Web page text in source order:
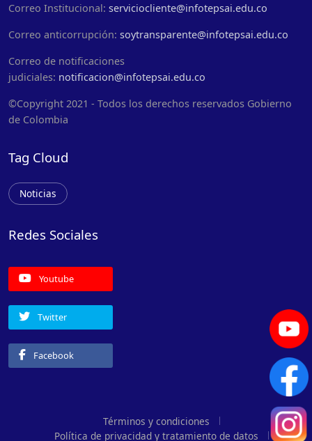
Correo Institucional: serviciocliente@infotepsai.edu.co
Correo anticorrupción: soytransparente@infotepsai.edu.co
Correo de notificaciones
judiciales: notificacion@infotepsai.edu.co
©Copyright 2021 - Todos los derechos reservados Gobierno
de Colombia
Tag Cloud
Noticias
Redes Sociales
Youtube
Twitter
Facebook
Términos y condiciones
Política de privacidad y tratamiento de datos